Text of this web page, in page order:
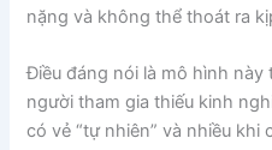
nặng và không thể thoát ra
Điều đáng nói là mô hình
người tham gia thiếu kinh
có vẻ “tự nhiên” và nhiều